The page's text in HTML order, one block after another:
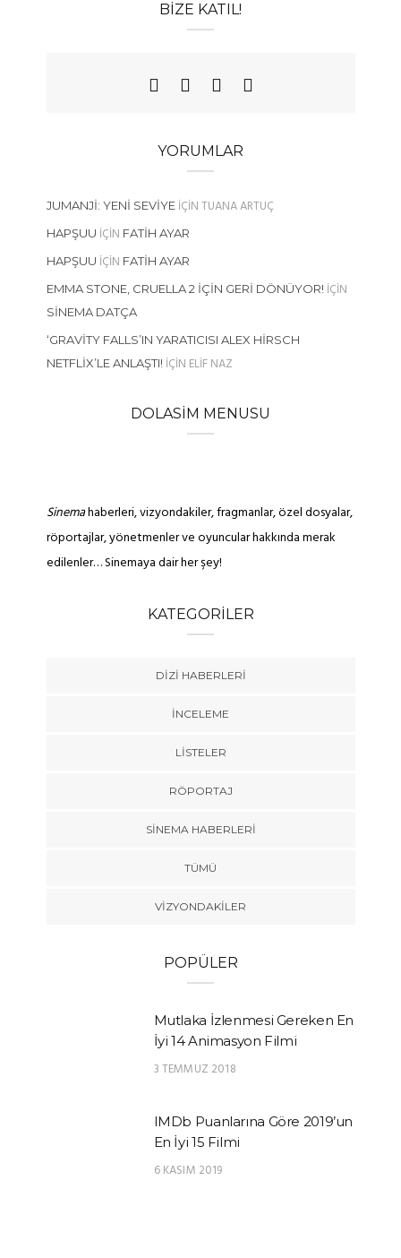
BIZE KATIL!
YORUMLAR
JUMANJI: YENI SEVIYEIÇINTUANA ARTUÇ
HAPŞUU IÇIN FATIH AYAR
HAPŞUU IÇIN FATIH AYAR
EMMA STONE, CRUELLA 2 İÇIN GERI DÖNÜYOR!IÇIN
SINEMA DATÇA
‘GRAVITY FALLS’IN YARATICISI ALEX HIRSCH
NETFLIX’LE ANLAŞTI!IÇIN ELIF NAZ
DOLASIM MENUSU
Sinemahaberleri, vizyondakiler, fragmanlar, özel dosyalar,
röportajlar, yönetmenler ve oyuncular hakkında merak
edilenler… Sinemaya dair her şey!
KATEGORILER
DIZI HABERLERI
İNCELEME
LISTELER
RÖPORTAJ
SINEMA HABERLERI
TÜMÜ
VIZYONDAKILER
POPÜLER
Mutlaka İzlenmesi Gereken En
İyi 14 Animasyon Filmi
3 TEMMUZ 2018
IMDb Puanlarına Göre 2019’un
En İyi 15 Filmi
6 KASIM 2019